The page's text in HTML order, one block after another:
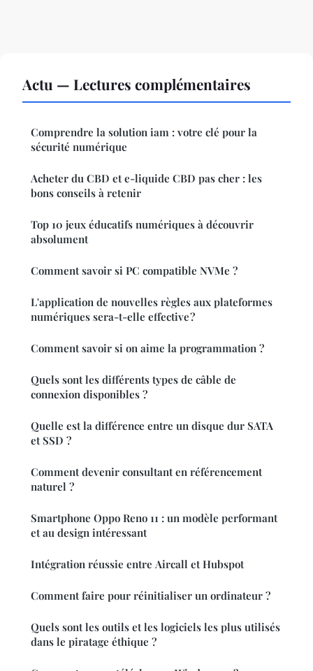
Actu — Lectures complémentaires
Comprendre la solution iam : votre clé pour la
sécurité numérique
Acheter du CBD et e-liquide CBD pas cher : les
bons conseils à retenir
Top 10 jeux éducatifs numériques à découvrir
absolument
Comment savoir si PC compatible NVMe ?
L'application de nouvelles règles aux plateformes
numériques sera-t-elle effective ?
Comment savoir si on aime la programmation ?
Quels sont les différents types de câble de
connexion disponibles ?
Quelle est la différence entre un disque dur SATA
et SSD ?
Comment devenir consultant en référencement
naturel ?
Smartphone Oppo Reno 11 : un modèle performant
et au design intéressant
Intégration réussie entre Aircall et Hubspot
Comment faire pour réinitialiser un ordinateur ?
Quels sont les outils et les logiciels les plus utilisés
dans le piratage éthique ?